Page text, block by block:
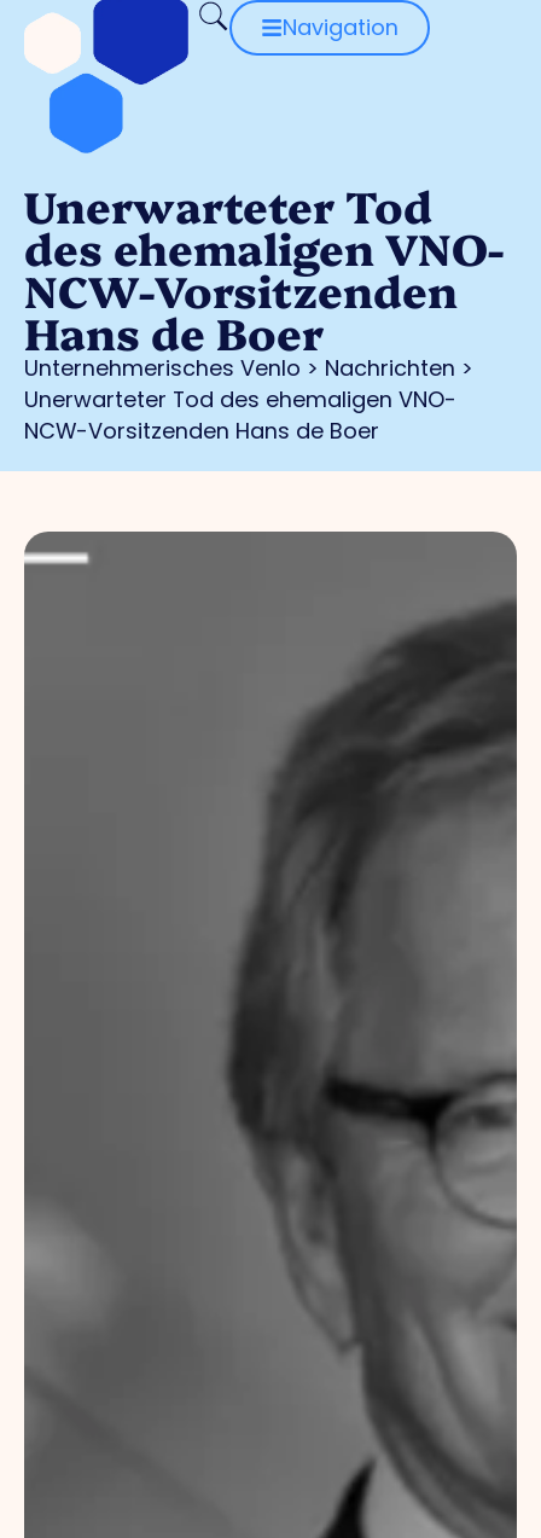
Navigation
Unerwarteter Tod
des ehemaligen VNO-
NCW-Vorsitzenden
Hans de Boer
Unternehmerisches Venlo > Nachrichten >
Unerwarteter Tod des ehemaligen VNO-
NCW-Vorsitzenden Hans de Boer